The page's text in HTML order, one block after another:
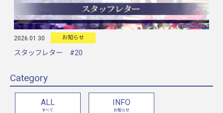
2026.01.30 お知らせ
スタッフレター #20
Category
ALL
すべて
INFO
お知らせ